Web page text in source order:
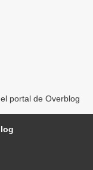
portal de Overblog